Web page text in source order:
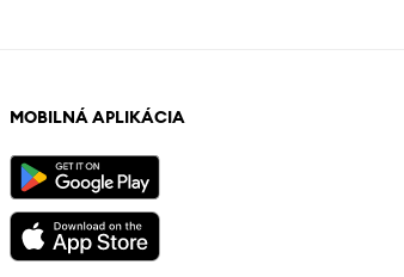
MOBILNÁ APLIKÁCIA